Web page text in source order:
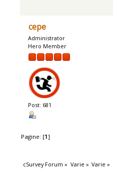
cepe
Administrator
Hero Member
Post: 681
Pagine: [1]
cSurvey Forum » Varie » Varie »